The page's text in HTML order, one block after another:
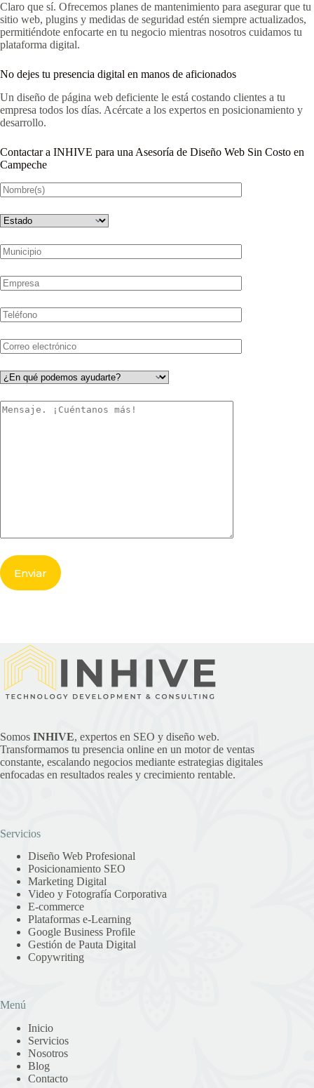
Claro que sí. Ofrecemos planes de mantenimiento para asegurar que tu
sitio web, plugins y medidas de seguridad estén siempre actualizados,
permitiéndote enfocarte en tu negocio mientras nosotros cuidamos tu
plataforma digital.
No dejes tu presencia digital en manos de aficionados
Un diseño de página web deficiente le está costando clientes a tu
empresa todos los días. Acércate a los expertos en posicionamiento y
desarrollo.
Contactar a INHIVE para una Asesoría de Diseño Web Sin Costo en
Campeche
Somos INHIVE, expertos en SEO y diseño web.
Transformamos tu presencia online en un motor de ventas
constante, escalando negocios mediante estrategias digitales
enfocadas en resultados reales y crecimiento rentable.
Servicios
Diseño Web Profesional
Posicionamiento SEO
Marketing Digital
Video y Fotografía Corporativa
E-commerce
Plataformas e-Learning
Google Business Profile
Gestión de Pauta Digital
Copywriting
Menú
Inicio
Servicios
Nosotros
Blog
Contacto